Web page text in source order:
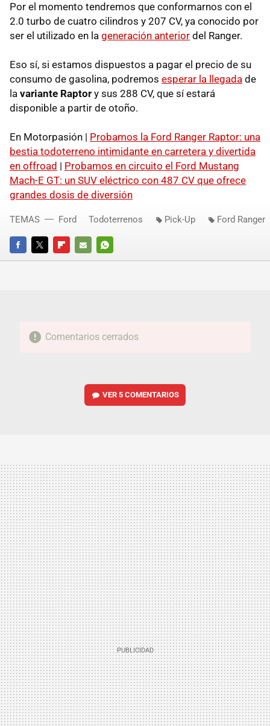
Por el momento tendremos que conformarnos con el
2.0 turbo de cuatro cilindros y 207 CV, ya conocido por
ser el utilizado en la generación anterior del Ranger.
Eso sí, si estamos dispuestos a pagar el precio de su
consumo de gasolina, podremos esperar la llegada de
la variante Raptor y sus 288 CV, que sí estará
disponible a partir de otoño.
En Motorpasión | Probamos la Ford Ranger Raptor: una
bestia todoterreno intimidante en carretera y divertida
en offroad | Probamos en circuito el Ford Mustang
Mach-E GT: un SUV eléctrico con 487 CV que ofrece
grandes dosis de diversión
FACEBOOKTWITTERFLIPBOARD
E-
WHATSAPP
TEMAS Ford Todoterrenos Pick-Up Ford Ranger
Comentarios cerrados
VER5 COMENTARIOS